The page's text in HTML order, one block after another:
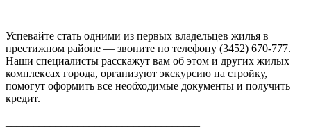
Успевайте стать одними из первых владельцев жилья в
престижном районе — звоните по телефону (3452) 670-777.
Наши специалисты расскажут вам об этом и других жилых
комплексах города, организуют экскурсию на стройку,
помогут оформить все необходимые документы и получить
кредит.